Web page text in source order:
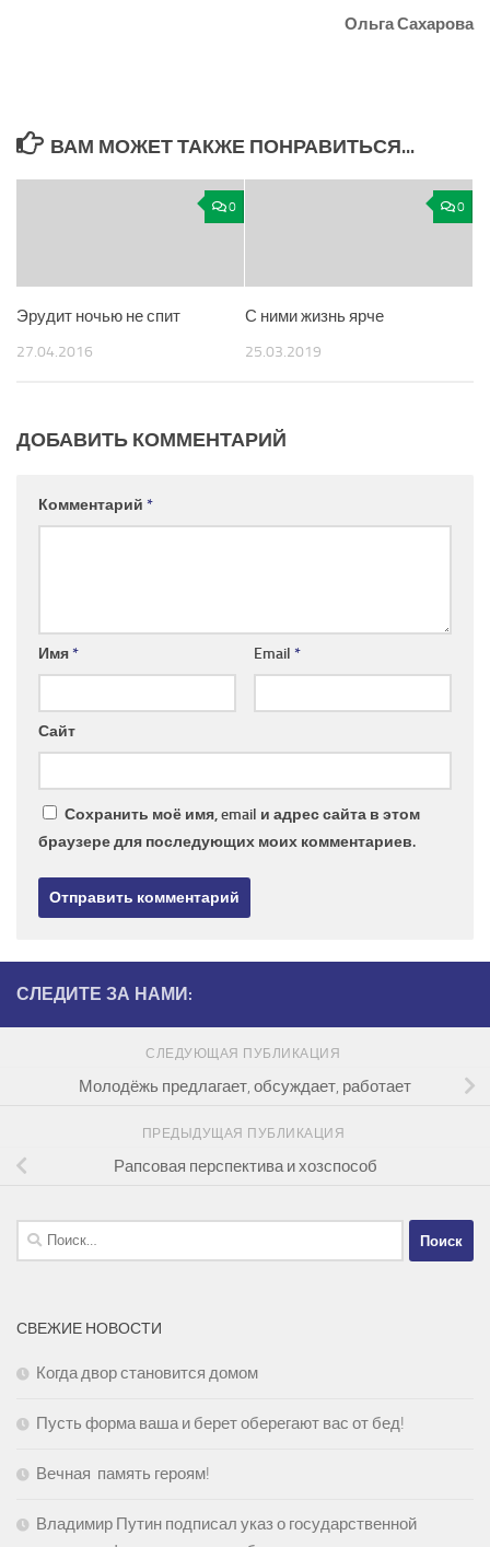
Ольга Сахарова
ВАМ МОЖЕТ ТАКЖЕ ПОНРАВИТЬСЯ...
0
Эрудит ночью не спит
27.04.2016
0
С ними жизнь ярче
25.03.2019
ДОБАВИТЬ КОММЕНТАРИЙ
Комментарий *
Имя* Email *
Сайт
Сохранить моё имя, email и адрес сайта в этом
браузере для последующих моих комментариев.
СЛЕДИТЕ ЗА НАМИ:
СЛЕДУЮЩАЯ ПУБЛИКАЦИЯ
Молодёжь предлагает, обсуждает, работает
ПРЕДЫДУЩАЯ ПУБЛИКАЦИЯ
Рапсовая перспектива и хозспособ
Найти:
СВЕЖИЕ НОВОСТИ
Когда двор становится домом
Пусть форма ваша и берет оберегают вас от бед!
Вечная память героям!
Владимир Путин подписал указ о государственной